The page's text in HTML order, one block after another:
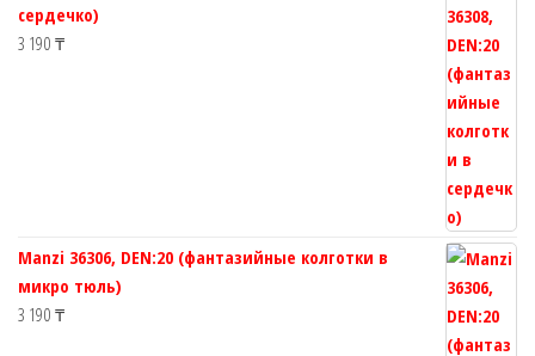
сердечко)
3 190 ₸
Manzi 36306, DEN:20 (фантазийные колготки в
микро тюль)
3 190 ₸